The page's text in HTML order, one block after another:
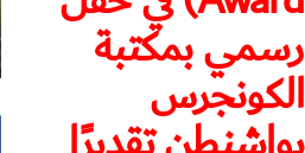
رسمي بمكتبة
الكونجرس